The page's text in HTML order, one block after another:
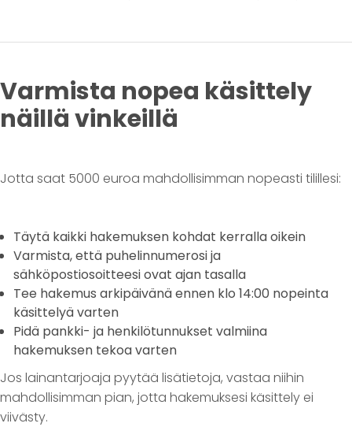
Varmista nopea käsittely
näillä vinkeillä
Jotta saat 5000 euroa mahdollisimman nopeasti tilillesi:
Täytä kaikki hakemuksen kohdat kerralla oikein
Varmista, että puhelinnumerosi ja
sähköpostiosoitteesi ovat ajan tasalla
Tee hakemus arkipäivänä ennen klo 14:00 nopeinta
käsittelyä varten
Pidä pankki- ja henkilötunnukset valmiina
hakemuksen tekoa varten
Jos lainantarjoaja pyytää lisätietoja, vastaa niihin
mahdollisimman pian, jotta hakemuksesi käsittely ei
viivästy.